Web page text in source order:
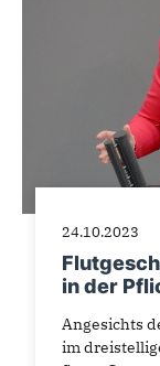
24.10.2023
in der
Angesichts
im